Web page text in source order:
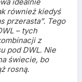
również kiedyś
przerasta”. Tego
– tych
z
pod DWL. Nie
świecie, bo
rosną.